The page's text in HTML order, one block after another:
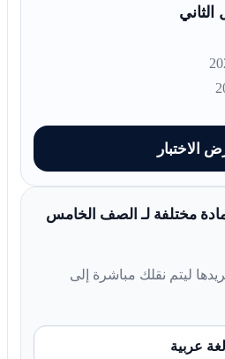
الاختبار
مختلفة لـ الصف الخامس
ليتم نقلك مباشرة إلى
لغة عربية